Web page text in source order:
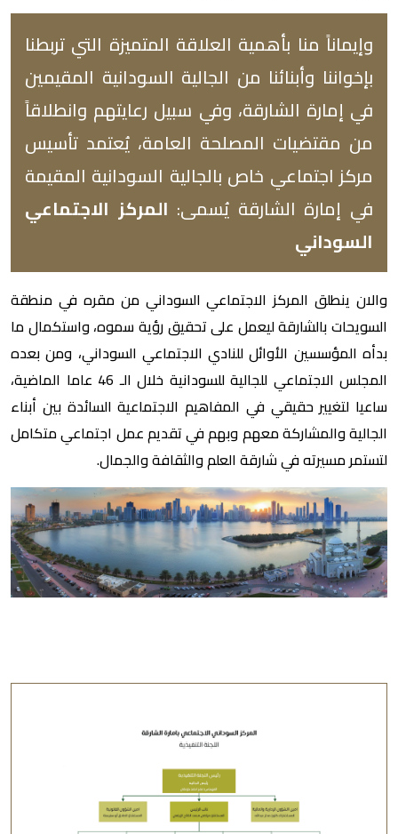
وإيماناً منا بأهمية العلاقة المتميزة التي تربطنا
بإخواننا وأبنائنا من الجالية السودانية المقيمين
في إمارة الشارقة، وفي سبيل رعايتهم وانطلاقاً
من مقتضيات المصلحة العامة، يُعتمد تأسيس
مركز اجتماعي خاص بالجالية السودانية المقيمة
في إمارة الشارقة يُسمى: المركز الاجتماعي
السوداني
والان ينطلق المركز الاجتماعي السوداني من مقره في منطقة
السويحات بالشارقة ليعمل على تحقيق رؤية سموه، واستكمال ما
بدأه المؤسسين الأوائل للنادي الاجتماعي السوداني، ومن بعده
المجلس الاجتماعي للجالية للسودانية خلال الـ 46 عاما الماضية،
ساعيا لتغيير حقيقي في المفاهيم الاجتماعية السائدة بين أبناء
الجالية والمشاركة معهم وبهم في تقديم عمل اجتماعي متكامل
لتستمر مسيرته في شارقة العلم والثقافة والجمال.